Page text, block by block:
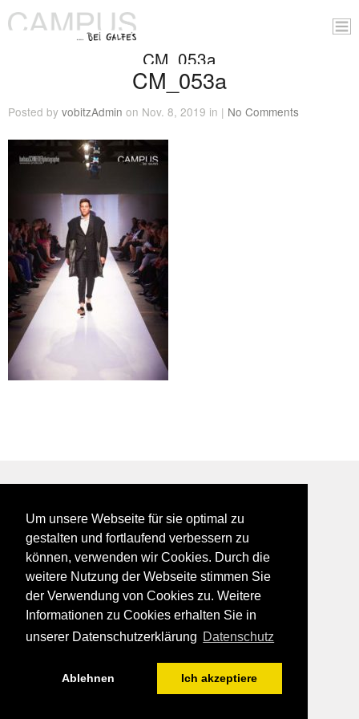
Um unsere Webseite für sie optimal zu
gestalten und fortlaufend verbessern zu
können, verwenden wir Cookies. Durch die
weitere Nutzung der Webseite stimmen Sie
der Verwendung von Cookies zu. Weitere
Informationen zu Cookies erhalten Sie in
unserer Datenschutzerklärung Datenschutz
Ablehnen Ich akzeptiere
CM_053a
CM_053a
Posted by vobitzAdmin on Nov. 8, 2019 in | No Comments
BEI GALFES - hier wird man getroffen
impressum
datenschutz
disclaimer